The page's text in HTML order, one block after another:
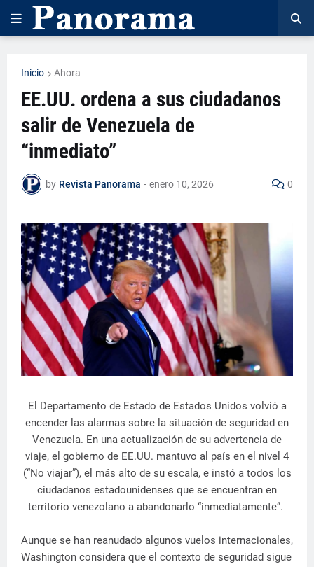
Inicio Ahora
EE.UU. ordena a sus ciudadanos
salir de Venezuela de
“inmediato”
by Revista Panorama - enero 10, 2026 0
El Departamento de Estado de Estados Unidos volvió a
encender las alarmas sobre la situación de seguridad en
Venezuela. En una actualización de su advertencia de
viaje, el gobierno de EE.UU. mantuvo al país en el nivel 4
(“No viajar”), el más alto de su escala, e instó a todos los
ciudadanos estadounidenses que se encuentran en
territorio venezolano a abandonarlo “inmediatamente”.
Aunque se han reanudado algunos vuelos internacionales,
Washington considera que el contexto de seguridad sigue